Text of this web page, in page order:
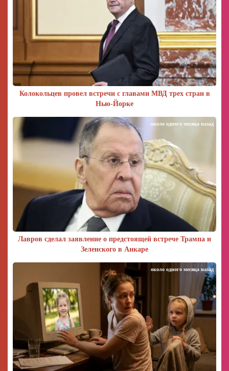
Колокольцев провел встречи с главами МВД трех стран в
Нью-Йорке
Лавров сделал заявление о предстоящей встрече Трампа и
Зеленского в Анкаре
около одного месяца назад
около одного месяца назад